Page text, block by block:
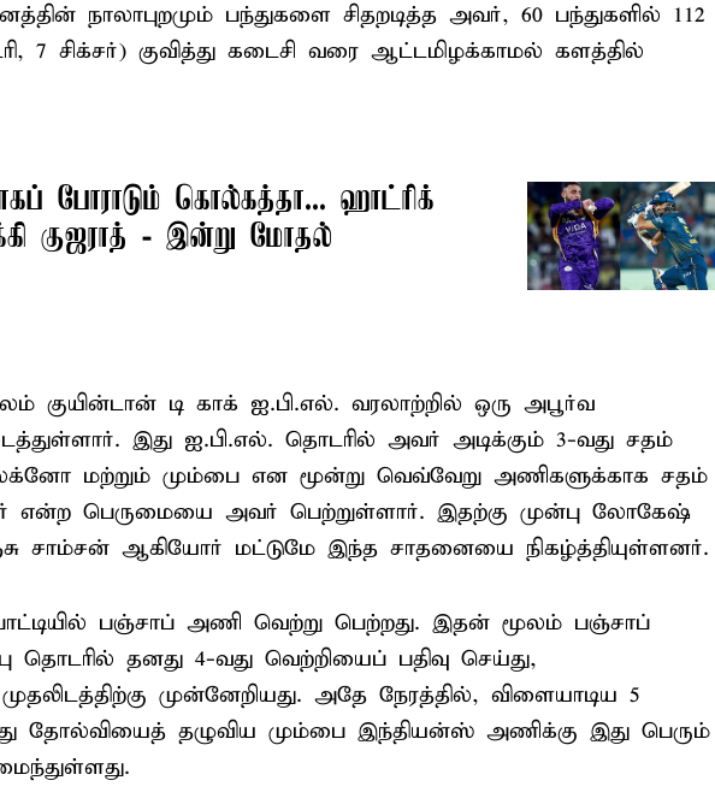
நாலாபுறமும் பந்துகளை சிதறடித்த அவர், 60 பந்துகளில் 112
7 சிக்சர்) குவித்து கடைசி வரை ஆட்டமிழக்காமல் களத்தில்
போராடும் கொல்கத்தா... ஹாட்ரிக்
குஜராத் - இன்று மோதல்
குயின்டான் டி காக் ஐ.பி.எல். வரலாற்றில் ஒரு அபூர்வ
இது ஐ.பி.எல். தொடரில் அவர் அடிக்கும் 3-வது சதம்
மற்றும் மும்பை என மூன்று வெவ்வேறு அணிகளுக்காக சதம்
என்ற பெருமையை அவர் பெற்றுள்ளார். இதற்கு முன்பு லோகேஷ்
சாம்சன் ஆகியோர் மட்டுமே இந்த சாதனையை நிகழ்த்தியுள்ளனர்.
பஞ்சாப் அணி வெற்று பெற்றது. இதன் மூலம் பஞ்சாப்
தொடரில் தனது 4-வது வெற்றியைப் பதிவு செய்து,
முதலிடத்திற்கு முன்னேறியது. அதே நேரத்தில், விளையாடிய 5
தோல்வியைத் தழுவிய மும்பை இந்தியன்ஸ் அணிக்கு இது பெரும்